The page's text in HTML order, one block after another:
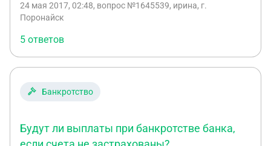
с отозванной лицензией подавать в суд на меня
24 мая 2017, 02:48, вопрос №1645539, ирина, г.
Поронайск
5 ответов
Банкротство
Будут ли выплаты при банкротстве банка,